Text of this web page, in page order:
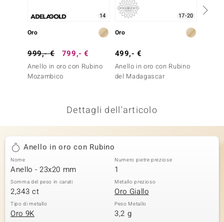
by de Melo
Classics
14
Oro
999,- € 799,- €
Anello in oro con Rubino
Mozambico
17-20
Oro
499,- €
Anello in oro con Rubino
del Madagascar
Dettagli dell'articolo
Anello in oro con Rubino
Nome
Anello - 23x20 mm
Numero pietre preziose
1
Somma del peso in carati
2,343 ct
Metallo prezioso
Oro Giallo
Tipo di metallo
Oro 9K
Peso Metallo
3,2 g